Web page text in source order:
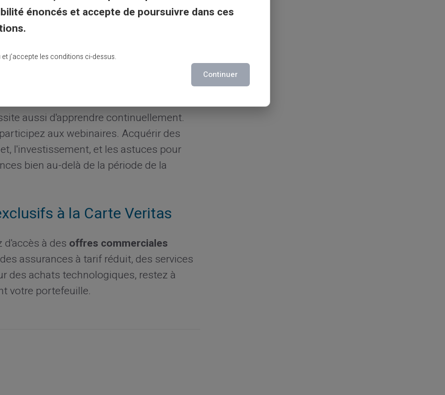
ou services, ou des remises
d'étendre vos capacités financières
: éducation et
aussi d'apprendre continuellement.
aux webinaires. Acquérir des
l'investissement, et les astuces pour
bien au-delà de la période de la
à la Carte Veritas
à des offres commerciales
assurances à tarif réduit, des services
des achats technologiques, restez à
votre portefeuille.
énoncés et accepte de poursuivre dans ces
et j’accepte les conditions ci-dessus.
Continuer